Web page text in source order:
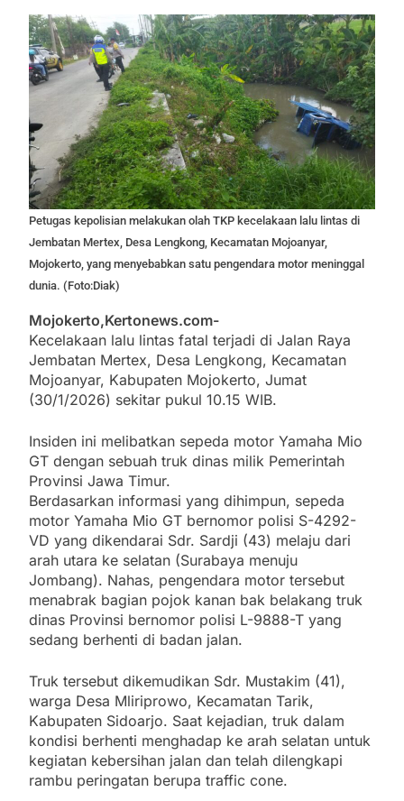
Petugas kepolisian melakukan olah TKP kecelakaan lalu lintas di
Jembatan Mertex, Desa Lengkong, Kecamatan Mojoanyar,
Mojokerto, yang menyebabkan satu pengendara motor meninggal
dunia. (Foto:Diak)
Mojokerto,Kertonews.com-
Kecelakaan lalu lintas fatal terjadi di Jalan Raya
Jembatan Mertex, Desa Lengkong, Kecamatan
Mojoanyar, Kabupaten Mojokerto, Jumat
(30/1/2026) sekitar pukul 10.15 WIB.
Insiden ini melibatkan sepeda motor Yamaha Mio
GT dengan sebuah truk dinas milik Pemerintah
Provinsi Jawa Timur.
Berdasarkan informasi yang dihimpun, sepeda
motor Yamaha Mio GT bernomor polisi S-4292-
VD yang dikendarai Sdr. Sardji (43) melaju dari
arah utara ke selatan (Surabaya menuju
Jombang). Nahas, pengendara motor tersebut
menabrak bagian pojok kanan bak belakang truk
dinas Provinsi bernomor polisi L-9888-T yang
sedang berhenti di badan jalan.
Truk tersebut dikemudikan Sdr. Mustakim (41),
warga Desa Mliriprowo, Kecamatan Tarik,
Kabupaten Sidoarjo. Saat kejadian, truk dalam
kondisi berhenti menghadap ke arah selatan untuk
kegiatan kebersihan jalan dan telah dilengkapi
rambu peringatan berupa traffic cone.